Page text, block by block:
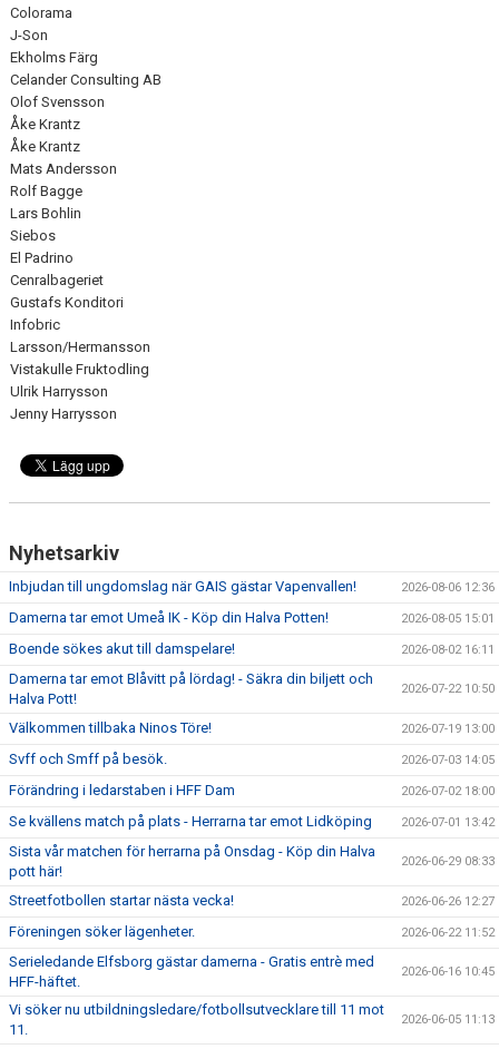
Colorama
J-Son
Ekholms Färg
Celander Consulting AB
Olof Svensson
Åke Krantz
Åke Krantz
Mats Andersson
Rolf Bagge
Lars Bohlin
Siebos
El Padrino
Cenralbageriet
Gustafs Konditori
Infobric
Larsson/Hermansson
Vistakulle Fruktodling
Ulrik Harrysson
Jenny Harrysson
Nyhetsarkiv
Inbjudan till ungdomslag när GAIS gästar Vapenvallen! 2026-08-06 12:36
Damerna tar emot Umeå IK - Köp din Halva Potten! 2026-08-05 15:01
Boende sökes akut till damspelare! 2026-08-02 16:11
Damerna tar emot Blåvitt på lördag! - Säkra din biljett och
Halva Pott!
2026-07-22 10:50
Välkommen tillbaka Ninos Töre! 2026-07-19 13:00
Svff och Smff på besök. 2026-07-03 14:05
Förändring i ledarstaben i HFF Dam 2026-07-02 18:00
Se kvällens match på plats - Herrarna tar emot Lidköping 2026-07-01 13:42
Sista vår matchen för herrarna på Onsdag - Köp din Halva
pott här!
2026-06-29 08:33
Streetfotbollen startar nästa vecka! 2026-06-26 12:27
Föreningen söker lägenheter. 2026-06-22 11:52
Serieledande Elfsborg gästar damerna - Gratis entrè med
HFF-häftet.
2026-06-16 10:45
Vi söker nu utbildningsledare/fotbollsutvecklare till 11 mot
11.
2026-06-05 11:13